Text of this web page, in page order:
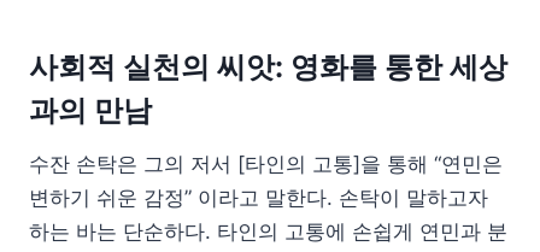
사회적 실천의 씨앗: 영화를 통한 세상
과의 만남
수잔 손탁은 그의 저서 [타인의 고통]을 통해 “연민은
변하기 쉬운 감정” 이라고 말한다. 손탁이 말하고자
하는 바는 단순하다. 타인의 고통에 손쉽게 연민과 분